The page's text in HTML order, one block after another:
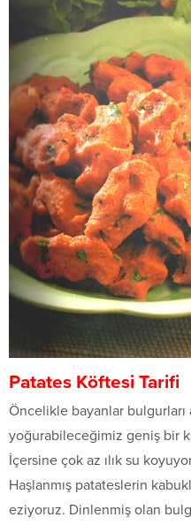
Patates Köftesi Tarifi
Öncelikle bayanlar bulgurları
yoğurabileceğimiz geniş bir
İçersine çok az ılık su
Haşlanmış patateslerin
eziyoruz. Dinlenmiş olan